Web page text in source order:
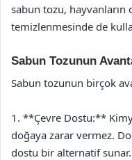
sabun tozu, hayvanların
temizlenmesinde de
Sabun Tozunun
Sabun tozunun birçok
1. **Çevre Dostu:**
doğaya zarar vermez.
dostu bir alternatif sunar.